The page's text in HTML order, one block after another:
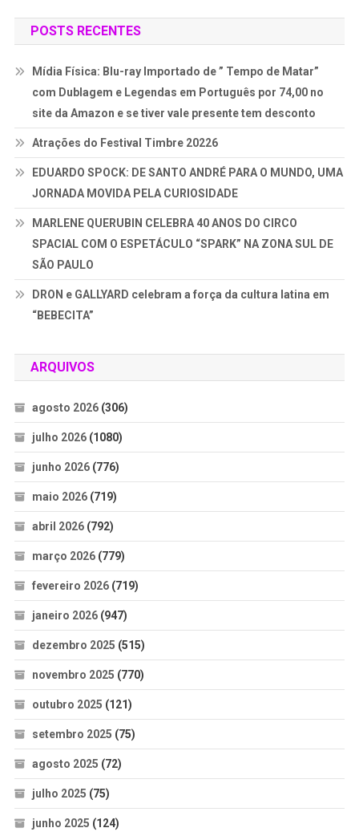
POSTS RECENTES
Mídia Física: Blu-ray Importado de ” Tempo de Matar”
com Dublagem e Legendas em Português por 74,00 no
site da Amazon e se tiver vale presente tem desconto
Atrações do Festival Timbre 20226
EDUARDO SPOCK: DE SANTO ANDRÉ PARA O MUNDO, UMA
JORNADA MOVIDA PELA CURIOSIDADE
MARLENE QUERUBIN CELEBRA 40 ANOS DO CIRCO
SPACIAL COM O ESPETÁCULO “SPARK” NA ZONA SUL DE
SÃO PAULO
DRON e GALLYARD celebram a força da cultura latina em
“BEBECITA”
ARQUIVOS
agosto 2026(306)
julho 2026(1080)
junho 2026(776)
maio 2026(719)
abril 2026(792)
março 2026(779)
fevereiro 2026(719)
janeiro 2026(947)
dezembro 2025 (515)
novembro 2025 (770)
outubro 2025 (121)
setembro 2025 (75)
agosto 2025 (72)
julho 2025 (75)
junho 2025 (124)